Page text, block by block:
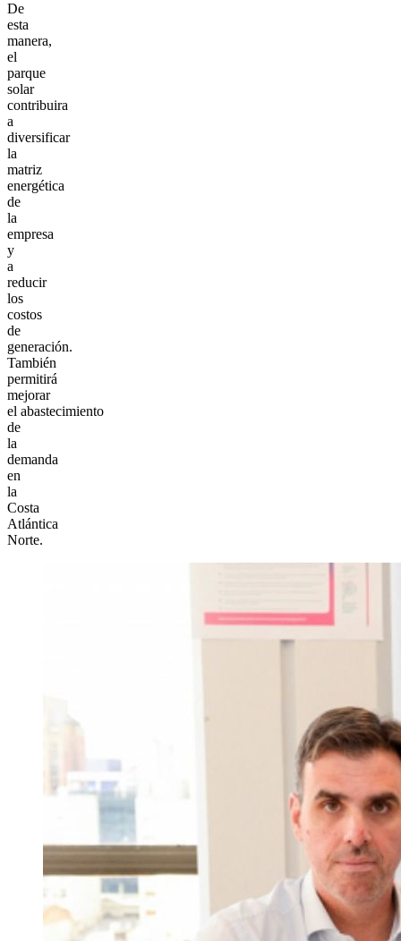
De
esta
manera,
el
parque
solar
contribuira
a
diversificar
la
matriz
energética
de
la
empresa
y
a
reducir
los
costos
de
generación.
También
permitirá
mejorar
el abastecimiento
de
la
demanda
en
la
Costa
Atlántica
Norte.